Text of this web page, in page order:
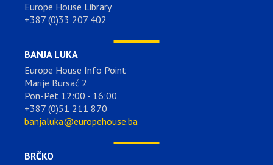
Europe House Library
+387 (0)33 207 402
BANJA LUKA
Europe House Info Point
Marije Bursać 2
Pon-Pet 12:00 - 16:00
+387 (0)51 211 870
banjaluka@europehouse.ba
BRČKO